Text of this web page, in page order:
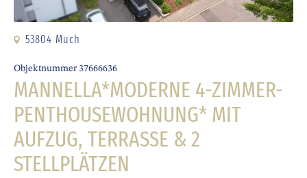
53804 Much
Objektnummer 37666636
MANNELLA*MODERNE 4-ZIMMER-
PENTHOUSEWOHNUNG* MIT
AUFZUG, TERRASSE & 2
STELLPLÄTZEN